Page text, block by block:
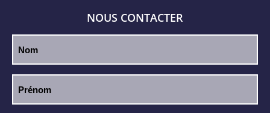
NOUS CONTACTER